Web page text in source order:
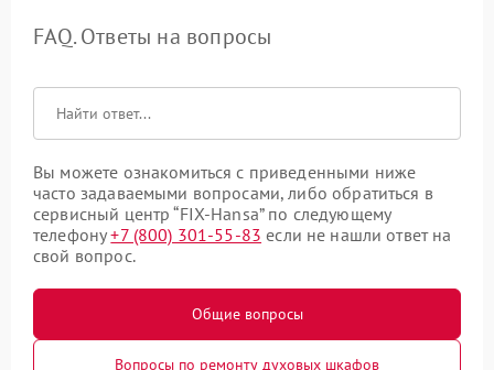
FAQ. Ответы на вопросы
Вы можете ознакомиться с приведенными ниже
часто задаваемыми вопросами, либо обратиться в
сервисный центр “FIX-Hansa” по следующему
телефону+7 (800) 301-55-83 если не нашли ответ на
свой вопрос.
Общие вопросы
Вопросы по ремонту духовых шкафов